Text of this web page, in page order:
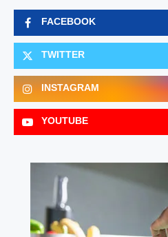
FACEBOOK
TWITTER
INSTAGRAM
YOUTUBE